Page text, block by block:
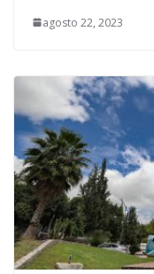
agosto 22, 2023